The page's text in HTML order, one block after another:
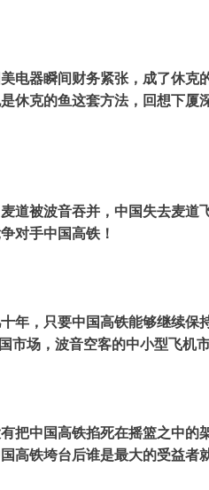
器瞬间财务紧张，成了休
克的鱼这套方法，回想下
道被波音吞并，中国失去麦
对手中国高铁！
，只要中国高铁能够继续
场，波音空客的中小型飞机
中国高铁掐死在摇篮之中的
铁垮台后谁是最大的受益者